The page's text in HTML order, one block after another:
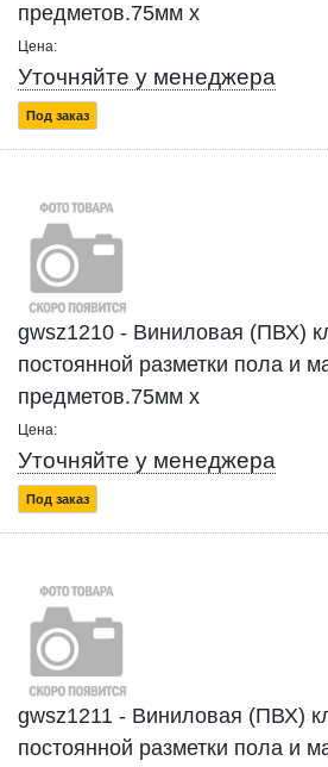
предметов.75мм x
Цена:
Уточняйте у менеджера
Под заказ
gwsz1210 - Виниловая (ПВХ)
постоянной разметки пола и
предметов.75мм x
Цена:
Уточняйте у менеджера
Под заказ
gwsz1211 - Виниловая (ПВХ)
постоянной разметки пола и